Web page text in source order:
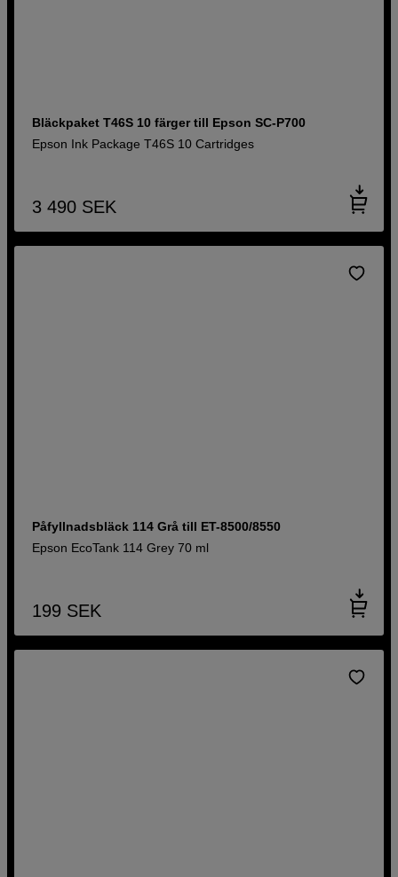
Bläckpaket T46S 10 färger till Epson SC-P700
Epson Ink Package T46S 10 Cartridges
3 490 SEK
Påfyllnadsbläck 114 Grå till ET-8500/8550
Epson EcoTank 114 Grey 70 ml
199 SEK